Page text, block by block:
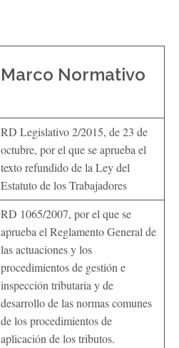
Marco Normativo
RD Legislativo 2/2015, de 23 de
octubre, por el que se aprueba el
texto refundido de la Ley del
Estatuto de los Trabajadores
RD 1065/2007, por el que se
aprueba el Reglamento General de
las actuaciones y los
procedimientos de gestión e
inspección tributaria y de
desarrollo de las normas comunes
de los procedimientos de
aplicación de los tributos.